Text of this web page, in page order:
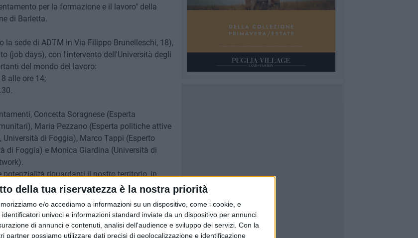
della tua riservatezza è la nostra priorità
e/o accediamo a informazioni su un dispositivo, come i cookie, e
univoci e informazioni standard inviate da un dispositivo per annunci
di annunci e contenuti, analisi dell'audience e sviluppo dei servizi. Con la
partner possiamo utilizzare dati precisi di geolocalizzazione e identificazione
per la formazione e il lavoro" della
di Barletta.
la sede di ADTM in Via Filippo Brunelleschi, 18),
(job days), con l'intervento dell'Università degli
del mondo del lavoro:
alle ore 14;
Concetta Soragnese (Esperta
Maria Pezzano (Esperta politiche attive
di Foggia), Marco Tappi (Esperto
di Foggia) e Monica Giardina (Università di
riguardanti il nostro territorio, in
di sbocchi occupazionali relativi agli attuali
sono organizzati con la collaborazione dei
Adtm Srl, Università degli Studi di Foggia,